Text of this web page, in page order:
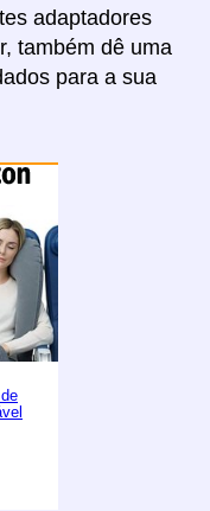
adaptadores
também dê uma
para a sua